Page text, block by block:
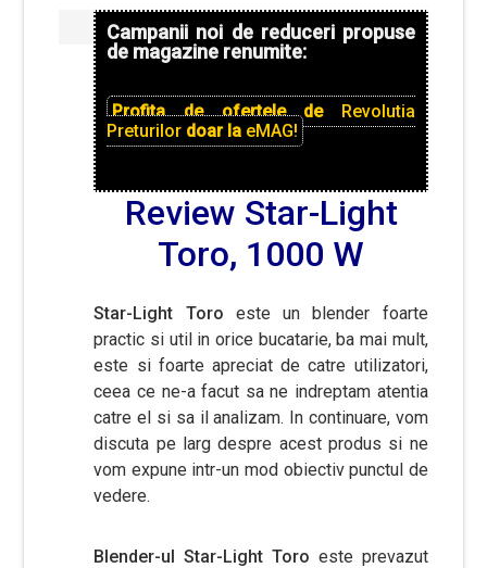
Campanii noi de reduceri propuse
de magazine renumite:
Profita de ofertele de Revolutia
Preturilor doar la eMAG!
Review Star-Light
Toro, 1000 W
Star-Light Toro este un blender foarte
practic si util in orice bucatarie, ba mai mult,
este si foarte apreciat de catre utilizatori,
ceea ce ne-a facut sa ne indreptam atentia
catre el si sa il analizam. In continuare, vom
discuta pe larg despre acest produs si ne
vom expune intr-un mod obiectiv punctul de
vedere.
Blender-ul Star-Light Toro este prevazut